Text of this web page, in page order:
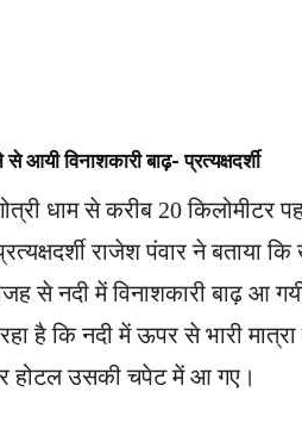
आयी विनाशकारी बाढ़- प्रत्यक्षदर्शी
धाम से करीब 20
राजेश पंवार ने
से नदी में विनाशकारी बाढ़ आ
है कि नदी में ऊपर से भारी
होटल उसकी चपेट में आ गए।